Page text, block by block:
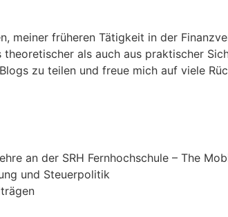
meiner früheren Tätigkeit in der
als auch aus praktischer
zu teilen und freue mich auf viele
an der SRH Fernhochschule – The
und Steuerpolitik